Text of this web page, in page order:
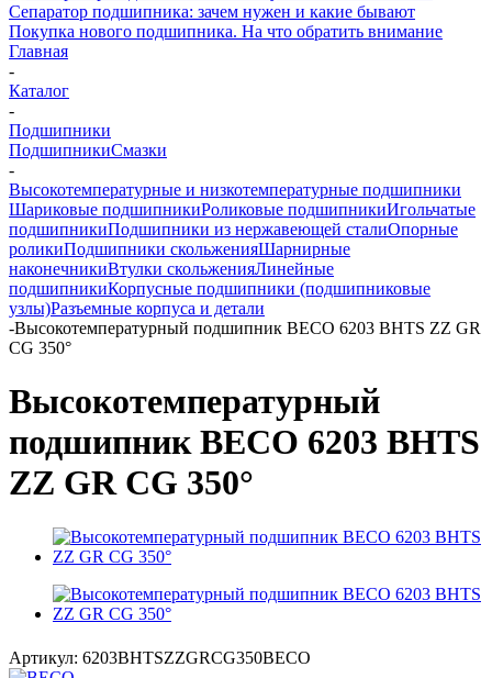
Сепаратор подшипника: зачем нужен и какие бывают
Покупка нового подшипника. На что обратить внимание
Главная
-
Каталог
-
Подшипники
ПодшипникиСмазки
-
Высокотемпературные и низкотемпературные подшипники
Шариковые подшипникиРоликовые подшипникиИгольчатые
подшипникиПодшипники из нержавеющей сталиОпорные
роликиПодшипники скольженияШарнирные
наконечникиВтулки скольженияЛинейные
подшипникиКорпусные подшипники (подшипниковые
узлы)Разъемные корпуса и детали
-Высокотемпературный подшипник BECO 6203 BHTS ZZ GR
CG 350°
Высокотемпературный
подшипник BECO 6203 BHTS
ZZ GR CG 350°
Артикул: 6203BHTSZZGRCG350BECO